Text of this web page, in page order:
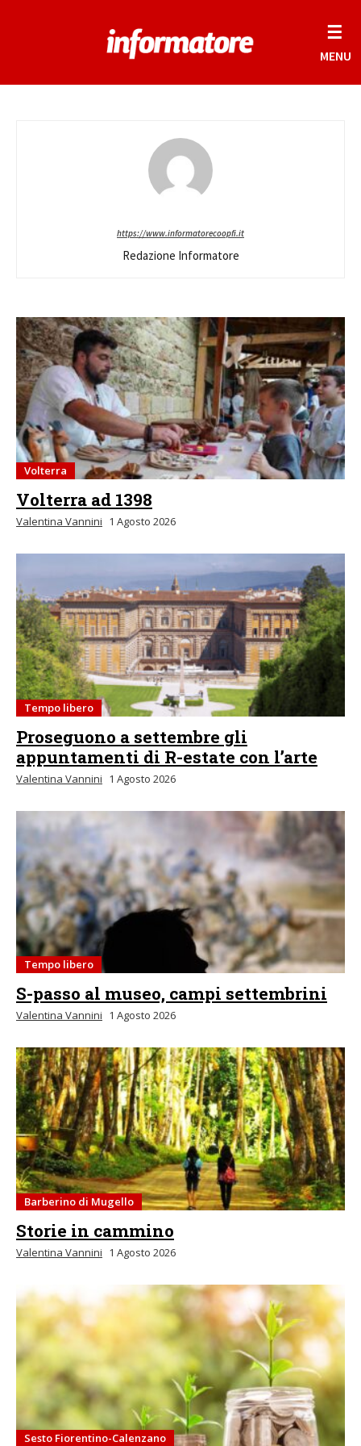
☰
MENU
https://www.informatorecoopfi.it
Redazione Informatore
Volterra
Volterra ad 1398
Valentina Vannini 1 Agosto 2026
Tempo libero
Proseguono a settembre gli
appuntamenti di R-estate con l’arte
Valentina Vannini 1 Agosto 2026
Tempo libero
S-passo al museo, campi settembrini
Valentina Vannini 1 Agosto 2026
Barberino di Mugello
Storie in cammino
Valentina Vannini 1 Agosto 2026
Sesto Fiorentino-Calenzano